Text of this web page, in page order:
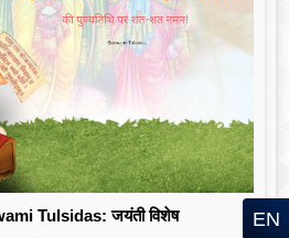
Tulsidas: जयंती विशेष EN